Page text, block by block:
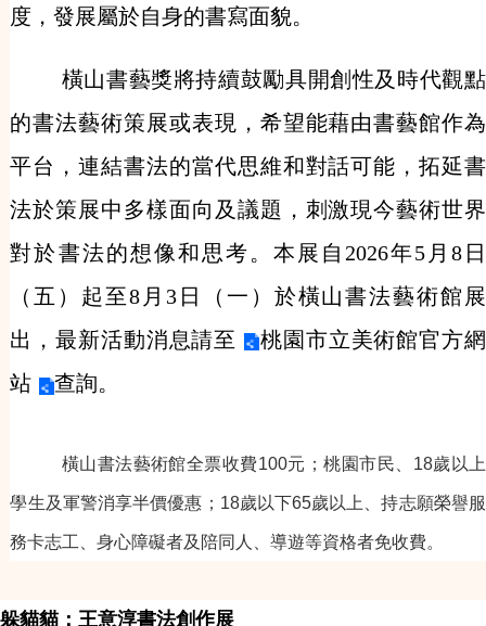
度，發展屬於自身的書寫面貌。
橫山書藝獎將持續鼓勵具開創性及時代觀點
的書法藝術策展或表現，希望能藉由書藝館作為
平台，連結書法的當代思維和對話可能，拓延書
法於策展中多樣面向及議題，刺激現今藝術世界
對於書法的想像和思考。 本展自2026年5月8日
（五）起至8月3日（一）於橫山書法藝術館展
出，最新活動消息請至
桃園市立美術館官方網
站
查詢。
橫山書法藝術館全票收費100元；桃園市民、18歲以上
學生及軍警消享半價優惠；18歲以下65歲以上、持志願榮譽服
務卡志工、身心障礙者及陪同人、導遊等資格者免收費。
躲貓貓：王意淳書法創作展